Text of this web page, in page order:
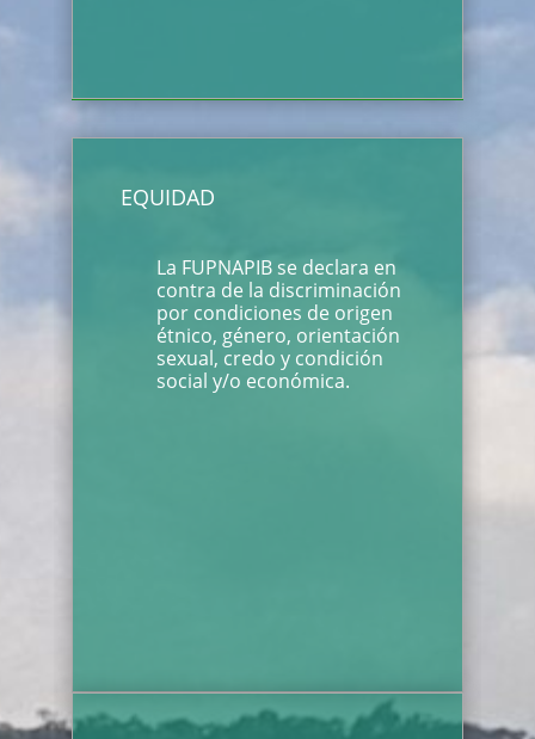
EQUIDAD
La FUPNAPIB se declara en
contra de la discriminación
por condiciones de origen
étnico, género, orientación
sexual, credo y condición
social y/o económica.